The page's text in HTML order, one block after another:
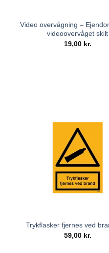
Video overvågning –
videoovervåget skilt
19,00 kr.
Trykflasker fjernes ved
59,00 kr.